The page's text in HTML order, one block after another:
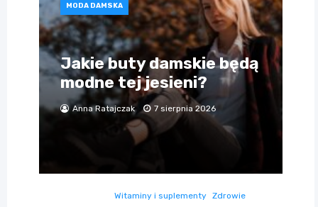
MODA DAMSKA
Jakie buty damskie będą
modne tej jesieni?
Anna Ratajczak 7 sierpnia 2026
Witaminy i suplementy Zdrowie